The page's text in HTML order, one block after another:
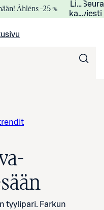
Åhléns –25 %
viesti
tyylipari. Farkun